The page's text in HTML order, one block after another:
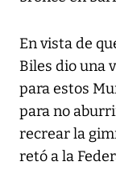
En vista de
Biles dio una
para estos
para no
recrear la
retó a la